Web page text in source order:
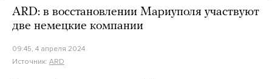
ARD: в восстановлении Мариуполя участвуют
две немецкие компании
09:45, 4 апреля 2024
Источник: ARD